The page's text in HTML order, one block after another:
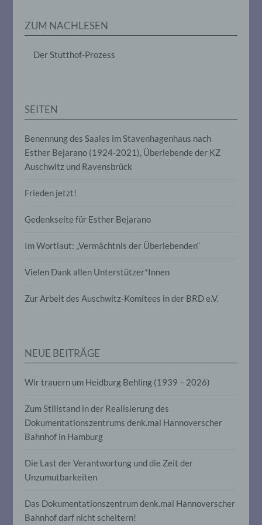
ZUM NACHLESEN
Der Stutthof-Prozess
SEITEN
Benennung des Saales im Stavenhagenhaus nach
Esther Bejarano (1924-2021), Überlebende der KZ
Auschwitz und Ravensbrück
Frieden jetzt!
Gedenkseite für Esther Bejarano
Im Wortlaut: „Vermächtnis der Überlebenden“
Vielen Dank allen Unterstützer*Innen
Zur Arbeit des Auschwitz-Komitees in der BRD e.V.
NEUE BEITRÄGE
Wir trauern um Heidburg Behling (1939 – 2026)
Zum Stillstand in der Realisierung des
Dokumentationszentrums denk.mal Hannoverscher
Bahnhof in Hamburg
Die Last der Verantwortung und die Zeit der
Unzumutbarkeiten
Das Dokumentationszentrum denk.mal Hannoverscher
Bahnhof darf nicht scheitern!
Anpassung oder Veränderung, das
Auslesen, das Abfragen, die Verwendung,
Verbreitung oder eine andere Form der
Einschränkung der Verarbeitung ist die
Markierung gespeicherter
e) Profiling
Profiling ist jede Art der automatisierten
die darin besteht, dass diese
werden, um bestimmte persönliche
Aspekte, die sich auf eine natürliche
Gesundheit, persönlicher Vorlieben,
Interessen, Zuverlässigkeit, Verhalten,
natürlichen Person zu analysieren oder
vorherzusagen.
f) Pseudonymisierung
personenbezogener Daten in einer Weise,
auf welche die personenbezogenen Daten
spezifischen betroffenen Person
zugeordnet werden können, sofern diese